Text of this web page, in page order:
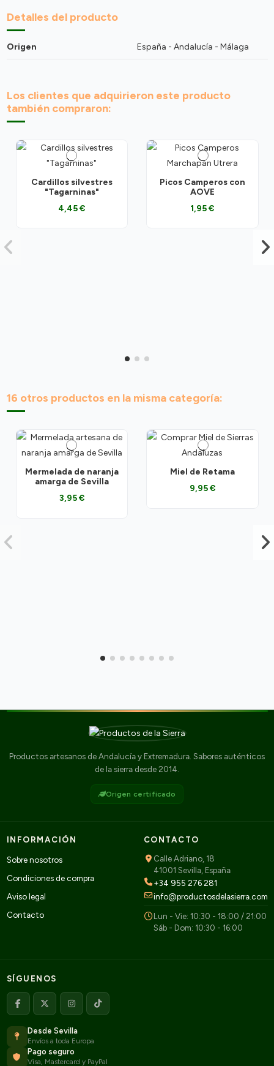
Detalles del producto
Origen España - Andalucía - Málaga
Los clientes que adquirieron este producto
también compraron:
Cardillos silvestres
"Tagarninas"
4,45 €
Picos Camperos con
AOVE
1,95 €
16 otros productos en la misma categoría:
Mermelada de naranja
amarga de Sevilla
3,95 €
Miel de Retama
9,95 €
Productos artesanos de Andalucía y Extremadura. Sabores auténticos
de la sierra desde 2014.
Origen certificado
INFORMACIÓN
Sobre nosotros
Condiciones de compra
Aviso legal
Contacto
CONTACTO
Calle Adriano, 18
41001 Sevilla, España
+34 955 276 281
info@productosdelasierra.com
Lun - Vie: 10:30 - 18:00 / 21:00
Sáb - Dom: 10:30 - 16:00
SÍGUENOS
Desde Sevilla
Envíos a toda Europa
Pago seguro
Visa, Mastercard y PayPal